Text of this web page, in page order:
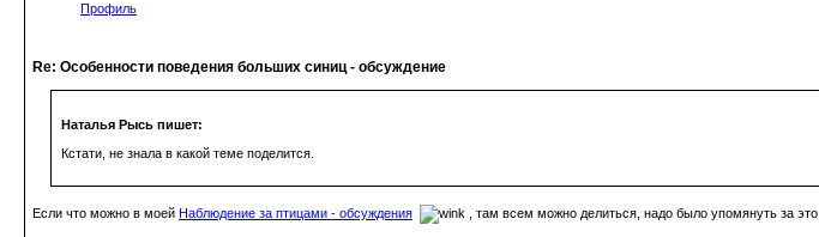
Профиль
Re: Особенности поведения больших синиц - обсуждение
Наталья Рысь пишет:
Кстати, не знала в какой теме поделится.
Если что можно в моей Наблюдение за птицами - обсуждения , там всем можно делиться, надо было упомянуть за это.